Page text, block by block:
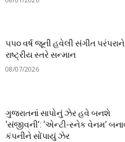
૫૫૦ વર્ષ જૂની હવેલી સંગીત
રાષ્ટ્રીય સ્તરે સન્માન
08/07/2026
ગુજરાતનાં સાપોનું ઝેર હવે બનશે
‘સંજીવની’: ‘એન્ટી-સ્નેક વેનમ’
કંપનીને સોંપાયું ઝેર